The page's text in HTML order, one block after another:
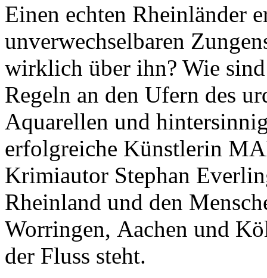
Einen echten Rheinländer
unverwechselbaren
wirklich über ihn? Wie
Regeln an den Ufern des
Aquarellen und
erfolgreiche Künstlerin
Krimiautor Stephan
Rheinland und den
Worringen, Aachen und
der Fluss steht.